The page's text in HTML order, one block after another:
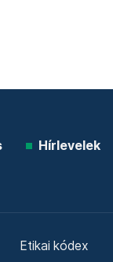
Hírlevelek
Etikai kódex